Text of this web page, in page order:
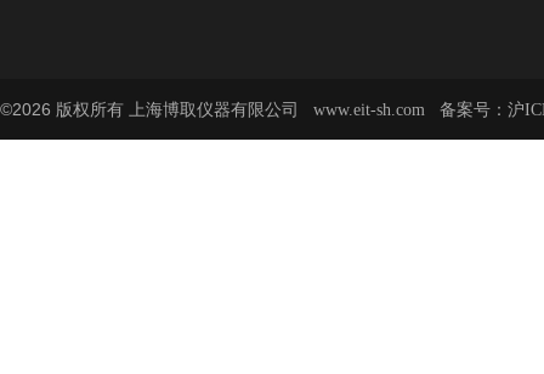
©2026 版权所有 上海博取仪器有限公司 www.eit-sh.com 备案号： 沪